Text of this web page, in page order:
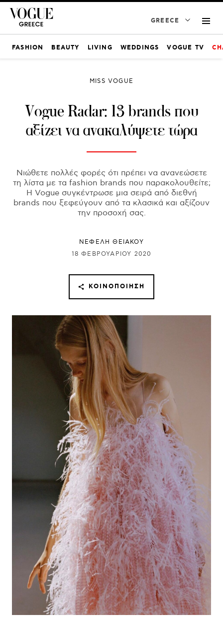
GREECE
FASHION BEAUTY LIVING WEDDINGS VOGUE TV
MISS VOGUE
Vogue Radar: 13 brands που
αξίζει να ανακαλύψετε τώρα
Νιώθετε πολλές φορές ότι πρέπει να ανανεώσετε
τη λίστα με τα fashion brands που παρακολουθείτε;
H Vogue συγκέντρωσε μια σειρά από διεθνή
brands που ξεφεύγουν από τα κλασικά και αξίζουν
την προσοχή σας.
ΝΕΦΈΛΗ ΘΕΙΑΚΟΎ
18 ΦΕΒΡΟΥΑΡΊΟΥ 2020
ΚΟΙΝΟΠΟΊΗΣΗ